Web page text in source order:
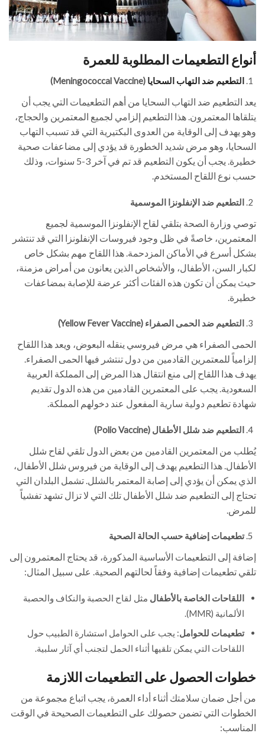
أنواع التطعيمات المطلوبة للعمرة
التطعيم ضد التهاب السحايا (Meningococcal Vaccine)
يعد التطعيم ضد التهاب السحايا من أهم التطعيمات التي يجب أن
يتلقاها المعتمرون. هذا التطعيم إلزامي لجميع المعتمرين والحجاج،
وهو يهدف إلى الوقاية من العدوى البكتيرية التي قد تسبب التهاب
السحايا، وهو مرض شديد الخطورة قد يؤدي إلى مضاعفات صحية
خطيرة. يجب أن يكون التطعيم قد تم في آخر 3-5 سنوات، وذلك
حسب نوع اللقاح المستخدم.
التطعيم ضد الإنفلونزا الموسمية
توصي وزارة الصحة بتلقي لقاح الإنفلونزا الموسمية لجميع
المعتمرين، خاصةً في ظل وجود فيروسات الإنفلونزا التي قد تنتشر
بشكل أسرع في الأماكن المزدحمة. هذا اللقاح مهم بشكل خاص
لكبار السن، الأطفال، والأشخاص الذين يعانون من أمراض مزمنة،
حيث يمكن أن تكون هذه الفئات أكثر عرضة للإصابة بمضاعفات
خطيرة.
التطعيم ضد الحمى الصفراء (Yellow Fever Vaccine)
الحمى الصفراء هي مرض فيروسي ينقله البعوض، ويعد هذا اللقاح
إلزامياً للمعتمرين القادمين من دول تنتشر فيها الحمى الصفراء.
يهدف هذا اللقاح إلى منع انتقال هذا المرض إلى المملكة العربية
السعودية. يجب على المعتمرين القادمين من هذه الدول تقديم
شهادة تطعيم دولية سارية المفعول عند دخولهم المملكة.
التطعيم ضد شلل الأطفال (Polio Vaccine)
يُطلب من المعتمرين القادمين من بعض الدول تلقي لقاح شلل
الأطفال. هذا التطعيم يهدف إلى الوقاية من فيروس شلل الأطفال،
الذي يمكن أن يؤدي إلى إصابة المعتمر بالشلل. تشمل البلدان التي
تحتاج إلى التطعيم ضد شلل الأطفال تلك التي لا تزال تشهد تفشياً
للمرض.
تطعيمات إضافية حسب الحالة الصحية
إضافة إلى التطعيمات الأساسية المذكورة، قد يحتاج المعتمرون إلى
تلقي تطعيمات إضافية وفقاً لحالتهم الصحية. على سبيل المثال:
اللقاحات الخاصة بالأطفال مثل لقاح الحصبة والنكاف والحصبة
الألمانية (MMR).
تطعيمات للحوامل: يجب على الحوامل استشارة الطبيب حول
اللقاحات التي يمكن تلقيها أثناء الحمل لتجنب أي آثار سلبية.
خطوات الحصول على التطعيمات اللازمة
من أجل ضمان سلامتك أثناء أداء العمرة، يجب اتباع مجموعة من
الخطوات التي تضمن حصولك على التطعيمات الصحيحة في الوقت
المناسب: